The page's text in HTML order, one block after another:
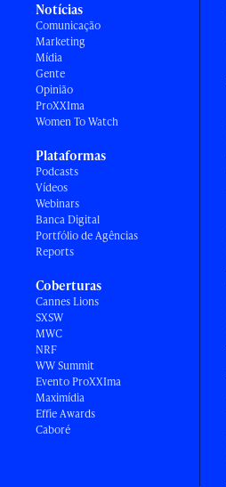
Notícias
Comunicação
Marketing
Mídia
Gente
Opinião
ProXXIma
Women To Watch
Plataformas
Podcasts
Vídeos
Webinars
Banca Digital
Portfólio de Agências
Reports
Coberturas
Cannes Lions
SXSW
MWC
NRF
WW Summit
Evento ProXXIma
Maximídia
Effie Awards
Caboré